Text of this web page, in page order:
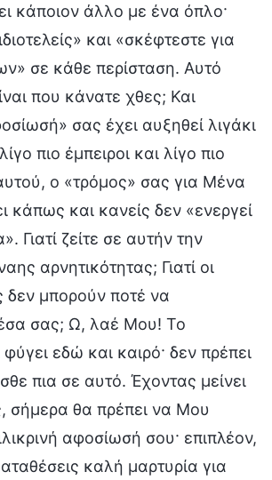
κάποιον άλλο με ένα όπλο·
και «σκέφτεστε για
σε κάθε περίσταση. Αυτό
που κάνατε χθες; Και
σας έχει αυξηθεί λιγάκι
πιο έμπειροι και λίγο πιο
ο «τρόμος» σας για Μένα
κάπως και κανείς δεν «ενεργεί
Γιατί ζείτε σε αυτήν την
αρνητικότητας; Γιατί οι
δεν μπορούν ποτέ να
σας; Ω, λαέ Μου! Το
εδώ και καιρό· δεν πρέπει
πια σε αυτό. Έχοντας μείνει
σήμερα θα πρέπει να Μου
αφοσίωσή σου· επιπλέον,
καλή μαρτυρία για